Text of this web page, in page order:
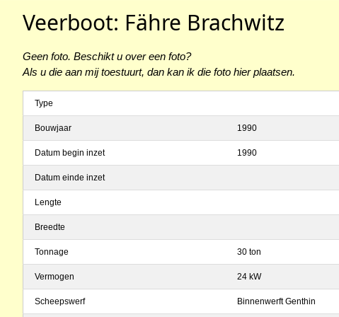
Veerboot: Fähre Brachwitz
Geen foto. Beschikt u over een foto?
Als u die aan mij toestuurt, dan kan ik die foto hier plaatsen.
Type
Bouwjaar 1990
Datum begin inzet 1990
Datum einde inzet
Lengte
Breedte
Tonnage 30 ton
Vermogen 24 kW
Scheepswerf Binnenwerft Genthin